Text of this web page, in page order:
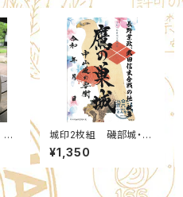
城印2枚組 磯部城・鷹
の巣城 2026夏限定セ
ット(6,11)：北群馬甲冑
工房【群雄印】×安中市
観光機構
¥1,350